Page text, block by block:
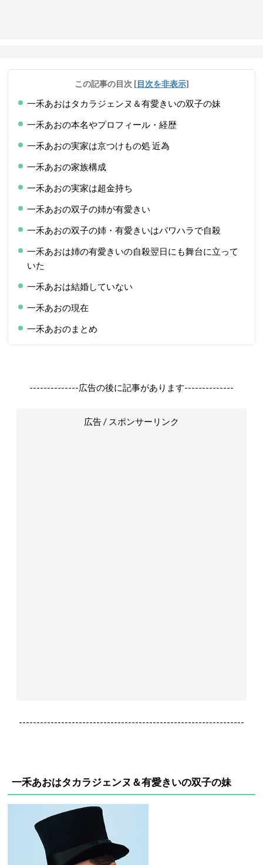
この記事の目次 [目次を非表示]
一禾あおはタカラジェンヌ＆有愛きいの双子の妹
一禾あおの本名やプロフィール・経歴
一禾あおの実家は京つけもの処 近為
一禾あおの家族構成
一禾あおの実家は超金持ち
一禾あおの双子の姉が有愛きい
一禾あおの双子の姉・有愛きいはパワハラで自殺
一禾あおは姉の有愛きいの自殺翌日にも舞台に立って
いた
一禾あおは結婚していない
一禾あおの現在
一禾あおのまとめ
--------------広告の後に記事があります--------------
広告 / スポンサーリンク
----------------------------------------------------------------
一禾あおはタカラジェンヌ＆有愛きいの双子の妹